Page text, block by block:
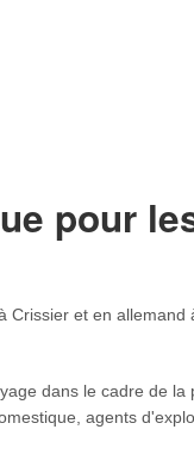
pour
Crissier et en allemand
dans le cadre de
agents